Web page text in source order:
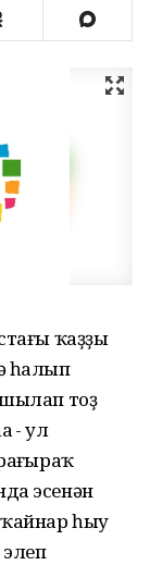
ҡаҙҙы
һалып
тоҙ
- ул
эсенән
һыу